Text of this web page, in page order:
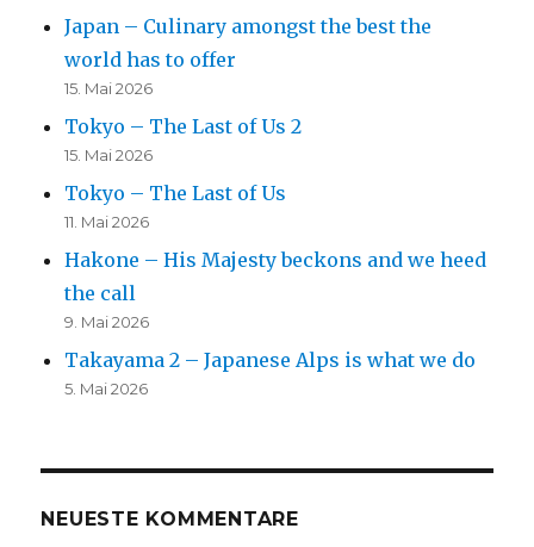
Japan – Culinary amongst the best the
world has to offer
15. Mai 2026
Tokyo – The Last of Us 2
15. Mai 2026
Tokyo – The Last of Us
11. Mai 2026
Hakone – His Majesty beckons and we heed
the call
9. Mai 2026
Takayama 2 – Japanese Alps is what we do
5. Mai 2026
NEUESTE KOMMENTARE